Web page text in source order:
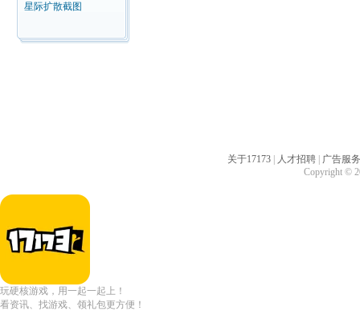
星际扩散截图
关于17173 人才招聘
广告服务
Copyright ©
玩硬核游戏，用一起一起上！
看资讯、找游戏、领礼包更方便！